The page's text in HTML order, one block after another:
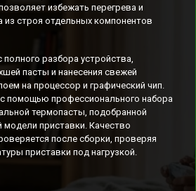
избежать перегрева и
строя отдельных компонентов
полного разбора устройства,
пасты и нанесения свежей
на процессор и графический чип.
помощью профессионального набора
термопасты, подобранной
приставки. Качество
после сборки, проверяя
приставки под нагрузкой.